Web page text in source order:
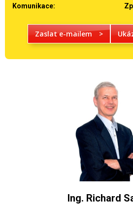
Komunikace:
Zaslat e-mailem >
Ing. Richard